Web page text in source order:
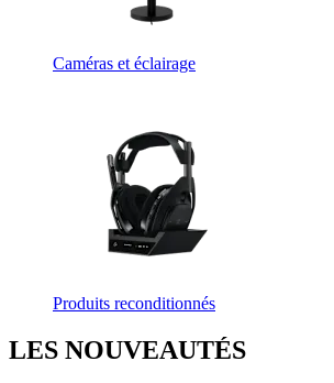
Caméras et éclairage
Produits reconditionnés
LES NOUVEAUTÉS